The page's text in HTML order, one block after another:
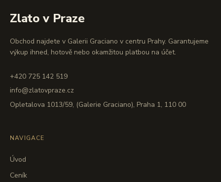
Zlato v Praze
Obchod najdete v Galerii Graciano v centru Prahy. Garantujeme
výkup ihned, hotově nebo okamžitou platbou na účet.
+420 725 142 519
info@zlatovpraze.cz
Opletalova 1013/59, (Galerie Graciano), Praha 1, 110 00
NAVIGACE
Úvod
Ceník